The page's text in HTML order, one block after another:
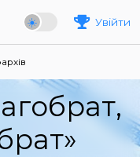
Увійти